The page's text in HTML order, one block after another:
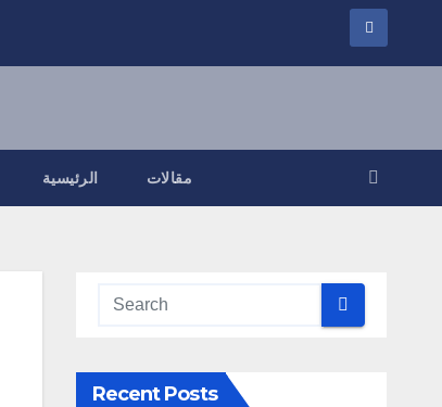
الرئيسية مقالات
Recent Posts